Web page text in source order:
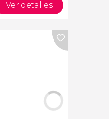
Ver detalles